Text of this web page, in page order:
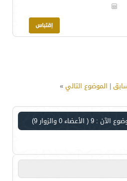
| الموضوع التالي»
الآن : 9 ( الأعضاء 0 والزوار 9)